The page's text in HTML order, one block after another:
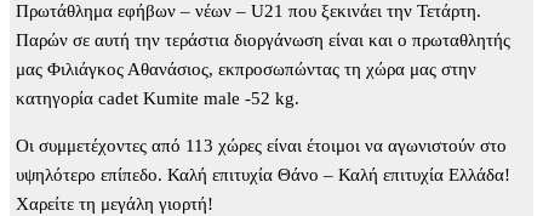
Πρωτάθλημα εφήβων – νέων – U21 που ξεκινάει την Τετάρτη.
Παρών σε αυτή την τεράστια διοργάνωση είναι και ο πρωταθλητής
μας Φιλιάγκος Αθανάσιος, εκπροσωπώντας τη χώρα μας στην
κατηγορία cadet Kumite male -52 kg.
Οι συμμετέχοντες από 113 χώρες είναι έτοιμοι να αγωνιστούν στο
υψηλότερο επίπεδο. Καλή επιτυχία Θάνο – Καλή επιτυχία Ελλάδα!
Χαρείτε τη μεγάλη γιορτή!